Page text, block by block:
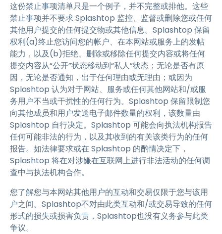
这份禁止事项清单只是一个例子，并不完整或排他。这些
禁止事项并不要求 Splashtop 监控、监督或删除您或任何
其他用户提交的任何提交物或其他信息。Splashtop 保留
权利(a)终止您访问您的帐户、在本网站或服务上的发帖
能力，以及(b)拒绝、删除或移除任何提交内容或将任何
提交内容从“公开”状态移动到“私人”状态；无论是否有原
因，无论是否通知，出于任何理由或无理由；或因为
Splashtop 认为对于网站、服务或任何其他网站和/或服
务用户不当或干扰性的任何行为。Splashtop 保留限制您
向其他成员和用户发送电子邮件数量的权利，该数量由
Splashtop 自行决定。Splashtop 可能会向执法机构报告
任何可能非法的行为，以及其收到的有关该类行为的任何
报告。如法律要求或在 Splashtop 的酌情决定下，
Splashtop 将在对涉嫌在互联网上进行非法活动的任何调
查中与执法机构合作。
您了解您与本网站其他用户的互动和交易仅限于您与该用
户之间。Splashtop不对由此类互动和/或交易导致的任何
形式的损失或损害负责，Splashtop也没有义务参与此类
争议。